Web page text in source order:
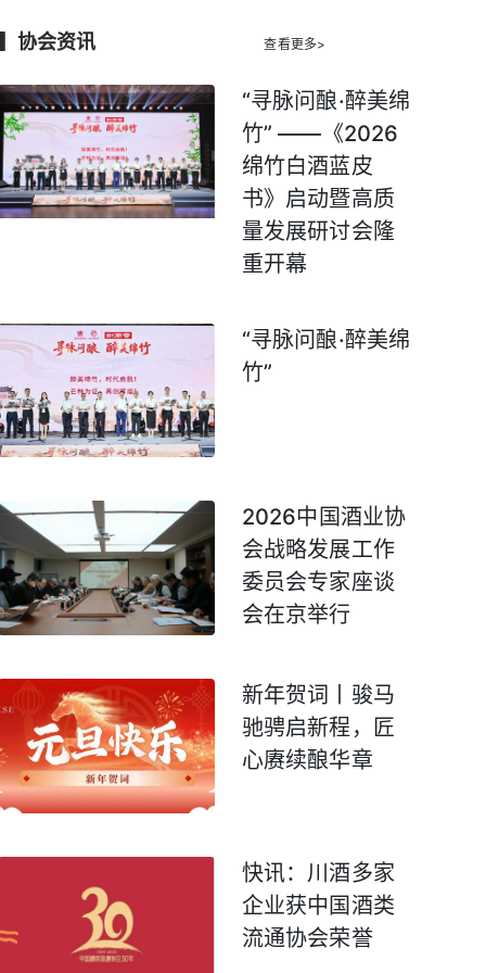
协会资讯 查看更多>
“寻脉问酿·醉美绵
竹” ——《2026
绵竹白酒蓝皮
书》启动暨高质
量发展研讨会隆
重开幕
“寻脉问酿·醉美绵
竹”
2026中国酒业协
会战略发展工作
委员会专家座谈
会在京举行
新年贺词丨骏马
驰骋启新程，匠
心赓续酿华章
快讯：川酒多家
企业获中国酒类
流通协会荣誉